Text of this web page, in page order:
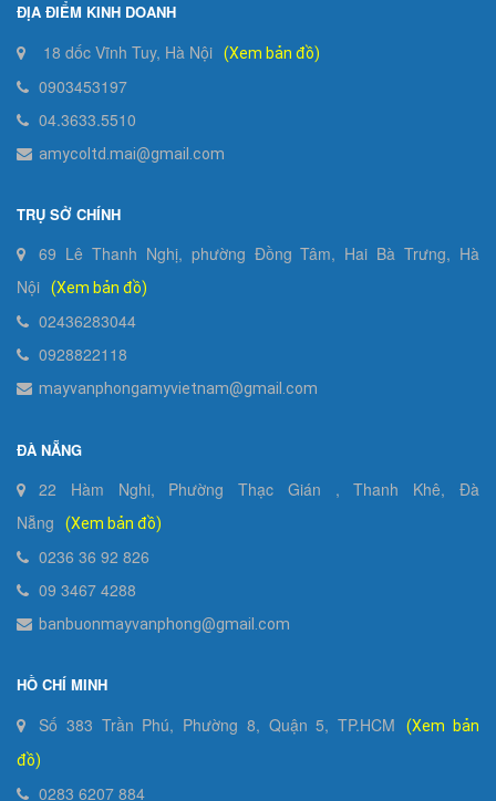
ĐỊA ĐIỂM KINH DOANH
18 dốc Vĩnh Tuy, Hà Nội (Xem bản đồ)
0903453197
04.3633.5510
amycoltd.mai@gmail.com
TRỤ SỞ CHÍNH
69 Lê Thanh Nghị, phường Đồng Tâm, Hai Bà Trưng, Hà
Nội
(Xem bản đồ)
02436283044
0928822118
mayvanphongamyvietnam@gmail.com
ĐÀ NẴNG
22 Hàm Nghi, Phường Thạc Gián , Thanh Khê, Đà
Nẵng
(Xem bản đồ)
0236 36 92 826
09 3467 4288
banbuonmayvanphong@gmail.com
HỒ CHÍ MINH
Số 383 Trần Phú, Phường 8, Quận 5, TP.HCM
(Xem bản
đồ)
0283 6207 884